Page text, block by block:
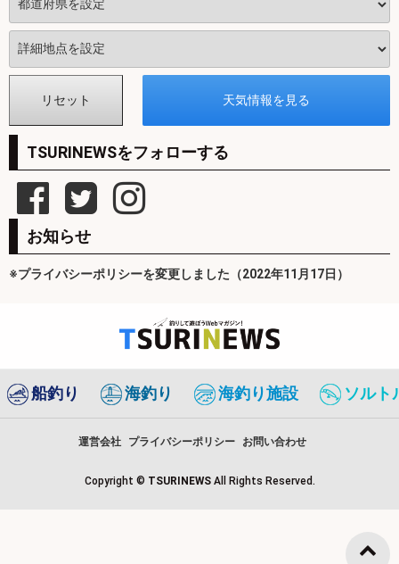
TSURINEWSをフォローする
お知らせ
※プライバシーポリシーを変更しました（2022年11月17日）
船釣り 海釣り 海釣り施設 ソルト
運営会社 プライバシーポリシー お問い合わせ
Copyright © TSURINEWS All Rights Reserved.